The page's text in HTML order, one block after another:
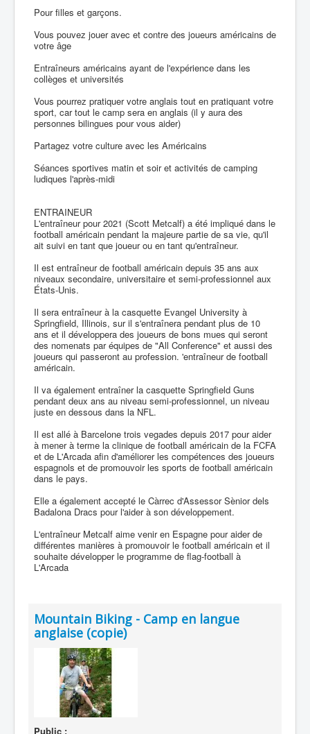
Pour filles et garçons.
Vous pouvez jouer avec et contre des joueurs américains de
votre âge
Entraîneurs américains ayant de l'expérience dans les
collèges et universités
Vous pourrez pratiquer votre anglais tout en pratiquant votre
sport, car tout le camp sera en anglais (il y aura des
personnes bilingues pour vous aider)
Partagez votre culture avec les Américains
Séances sportives matin et soir et activités de camping
ludiques l'après-midi
ENTRAINEUR
L'entraîneur pour 2021 (Scott Metcalf) a été impliqué dans le
football américain pendant la majeure partie de sa vie, qu'il
ait suivi en tant que joueur ou en tant qu'entraîneur.
Il est entraîneur de football américain depuis 35 ans aux
niveaux secondaire, universitaire et semi-professionnel aux
États-Unis.
Il sera entraîneur à la casquette Evangel University à
Springfield, Illinois, sur il s'entraînera pendant plus de 10
ans et il développera des joueurs de bons mues qui seront
des nomenats par équipes de "All Conference" et aussi des
joueurs qui passeront au profession. 'entraîneur de football
américain.
Il va également entraîner la casquette Springfield Guns
pendant deux ans au niveau semi-professionnel, un niveau
juste en dessous dans la NFL.
Il est allé à Barcelone trois vegades depuis 2017 pour aider
à mener à terme la clinique de football américain de la FCFA
et de L'Arcada afin d'améliorer les compétences des joueurs
espagnols et de promouvoir les sports de football américain
dans le pays.
Elle a également accepté le Càrrec d'Assessor Sènior dels
Badalona Dracs pour l'aider à son développement.
L'entraîneur Metcalf aime venir en Espagne pour aider de
différentes manières à promouvoir le football américain et il
souhaite développer le programme de flag-football à
L'Arcada
Mountain Biking - Camp en langue
anglaise (copie)
Public :